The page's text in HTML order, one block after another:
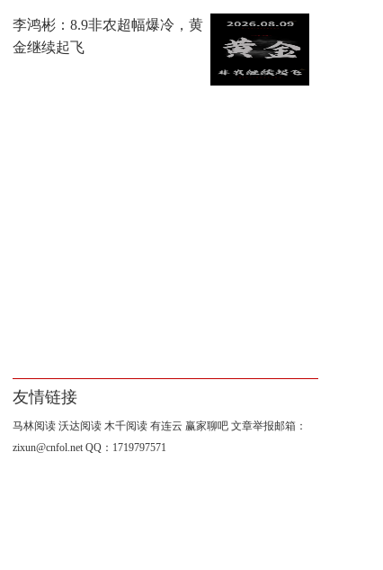
李鸿彬：8.9非农超幅爆冷，黄
金继续起飞
友情链接
马林阅读 沃达阅读 木千阅读 有连云 赢家聊吧 文章举报邮箱：
zixun@cnfol.net QQ：1719797571